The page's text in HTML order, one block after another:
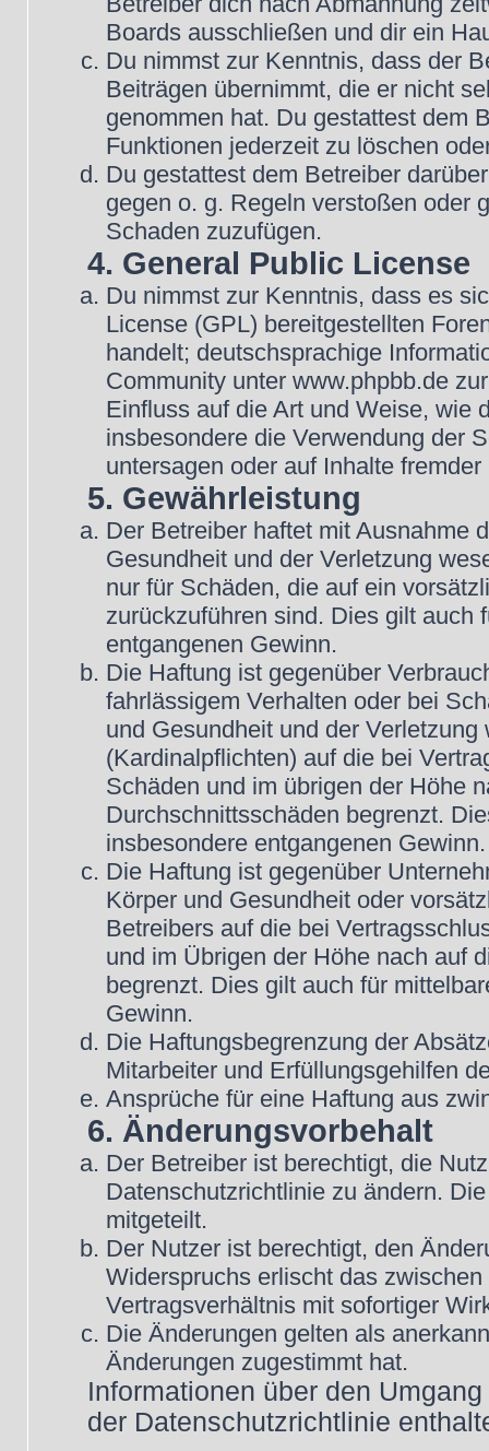
Boards ausschließen und dir ein
Du nimmst zur Kenntnis, dass der
Beiträgen übernimmt, die er nicht
genommen hat. Du gestattest dem
Funktionen jederzeit zu löschen
Du gestattest dem Betreiber
gegen o. g. Regeln verstoßen oder
Schaden zuzufügen.
4. General Public License
Du nimmst zur Kenntnis, dass es
License (GPL) bereitgestellten
handelt; deutschsprachige
Community unter www.phpbb.de
Einfluss auf die Art und Weise, wie
insbesondere die Verwendung der
untersagen oder auf Inhalte
5. Gewährleistung
Der Betreiber haftet mit Ausnahme
Gesundheit und der Verletzung
nur für Schäden, die auf ein
zurückzuführen sind. Dies gilt auch
entgangenen Gewinn.
Die Haftung ist gegenüber
fahrlässigem Verhalten oder bei
und Gesundheit und der
(Kardinalpflichten) auf die bei
Schäden und im übrigen der Höhe
Durchschnittsschäden begrenzt.
insbesondere entgangenen Gewinn.
Die Haftung ist gegenüber
Körper und Gesundheit oder
Betreibers auf die bei
und im Übrigen der Höhe nach auf
begrenzt. Dies gilt auch für
Gewinn.
Die Haftungsbegrenzung der
Mitarbeiter und Erfüllungsgehilfen
Ansprüche für eine Haftung aus
6. Änderungsvorbehalt
Der Betreiber ist berechtigt, die
Datenschutzrichtlinie zu ändern.
mitgeteilt.
Der Nutzer ist berechtigt, den
Widerspruchs erlischt das
Vertragsverhältnis mit sofortiger
Die Änderungen gelten als
Änderungen zugestimmt hat.
Informationen über den
der Datenschutzrichtlinie